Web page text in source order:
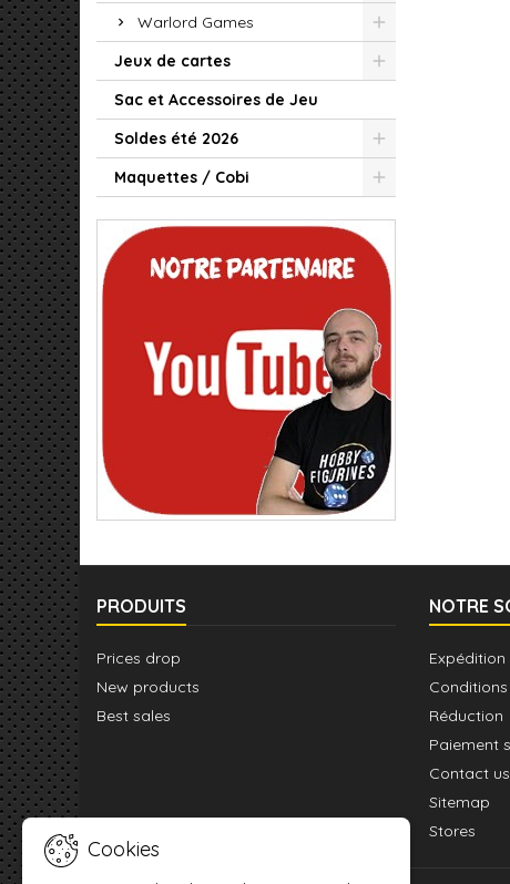
Warlord Games
Jeux de cartes
Sac et Accessoires de Jeu
Soldes été 2026
Maquettes / Cobi
PRODUITS
Prices drop
New products
Best sales
NOTRE
Réduction
Paiement
Contact us
Sitemap
Stores
Cookies